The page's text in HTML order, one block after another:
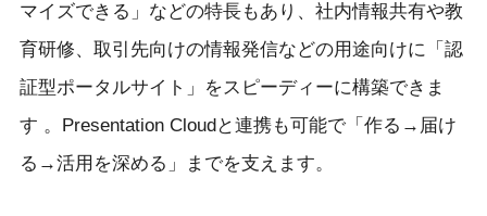
マイズできる」などの特長もあり、社内情報共有や教
育研修、取引先向けの情報発信などの用途向けに「認
証型ポータルサイト」をスピーディーに構築できま
す 。Presentation Cloudと連携も可能で「作る→届け
る→活用を深める」までを支えます。